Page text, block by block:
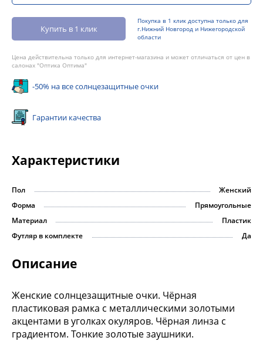
Купить в 1 клик
Покупка в 1 клик доступна только для
г.Нижний Новгород и Нижегородской
области
Цена действительна только для интернет-магазина и может отличаться от цен в
салонах "Оптика Оптима"
-50% на все солнцезащитные очки
Гарантии качества
Описание
Женские солнцезащитные очки. Чёрная
пластиковая рамка с металлическими золотыми
акцентами в уголках окуляров. Чёрная линза с
градиентом. Тонкие золотые заушники.
Характеристики
Пол
Женский
Форма
Прямоугольные
Материал
Пластик
Футляр в комплекте
Да